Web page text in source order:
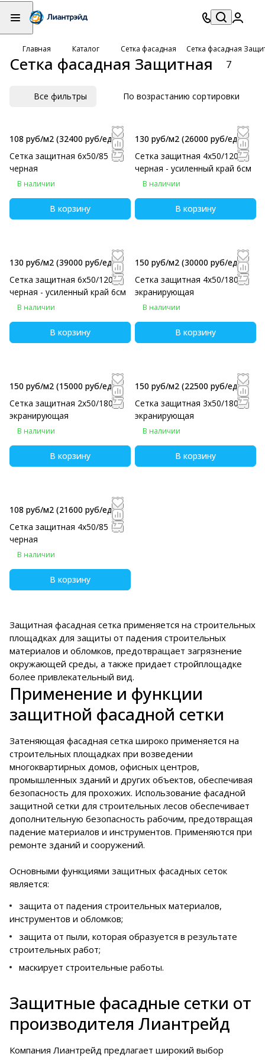
Главная Каталог Сетка фасадная Сетка фасадная
Сетка фасадная Защитная 7
Все фильтры По возрастанию сортировки
108 руб/м2 (32400 руб/eд)
Сетка защитная 6х50/85
черная
В наличии
В корзину
130 руб/м2 (26000 руб/eд)
Сетка защитная 4х50/120
черная - усиленный край 6см
В наличии
В корзину
130 руб/м2 (39000 руб/eд)
Сетка защитная 6х50/120
черная - усиленный край 6см
В наличии
В корзину
150 руб/м2 (30000 руб/eд)
Сетка защитная 4х50/180
экранирующая
В наличии
В корзину
150 руб/м2 (15000 руб/eд)
Сетка защитная 2х50/180
экранирующая
В наличии
В корзину
150 руб/м2 (22500 руб/eд)
Сетка защитная 3х50/180
экранирующая
В наличии
В корзину
108 руб/м2 (21600 руб/eд)
Сетка защитная 4х50/85
черная
В наличии
В корзину
Защитная фасадная сетка применяется на строительных
площадках для защиты от падения строительных
материалов и обломков, предотвращает загрязнение
окружающей среды, а также придает стройплощадке
более привлекательный вид.
Применение и функции
защитной фасадной сетки
Затеняющая фасадная сетка широко применяется на
строительных площадках при возведении
многоквартирных домов, офисных центров,
промышленных зданий и других объектов, обеспечивая
безопасность для прохожих. Использование фасадной
защитной сетки для строительных лесов обеспечивает
дополнительную безопасность рабочим, предотвращая
падение материалов и инструментов. Применяются при
ремонте зданий и сооружений.
Основными функциями защитных фасадных сеток
является:
защита от падения строительных материалов,
инструментов и обломков;
защита от пыли, которая образуется в результате
строительных работ;
маскирует строительные работы.
Защитные фасадные сетки от
производителя Лиантрейд
Компания Лиантрейд предлагает широкий выбор